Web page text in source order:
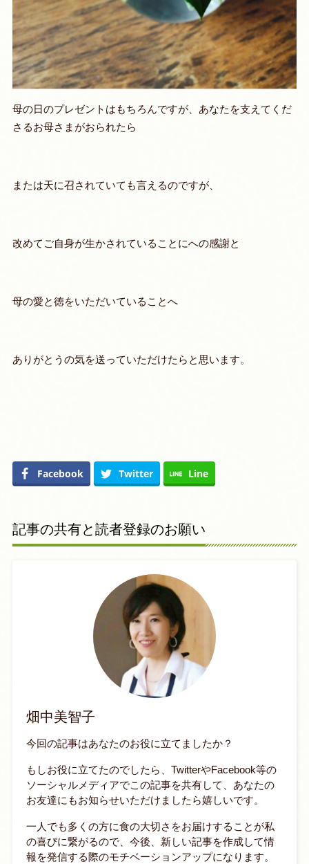
母の日のプレゼントはもちろんですが、あなたを支えてくだ
さるお母さまがおられたら
または天に召されていても言えるのですが、
改めてご自身が生かされていることにへの感謝と
母の愛と徳をいただいていることへ
ありがとうの気を送っていただけたらと思います。
Facebook Twitter Line
記事の共有と読者登録のお願い
畑中美智子
今回の記事はあなたのお役に立てましたか？
もしお役に立てたのでしたら、TwitterやFacebook等の
ソーシャルメディアでこの記事を共有して、あなたの
お友達にもお知らせいただけましたら嬉しいです。
一人でも多くの方に食の大切さをお届けすることが私
の喜びに繋がるので、今後、新しい記事を作成して情
報を発信する際のモチベーションアップになります。